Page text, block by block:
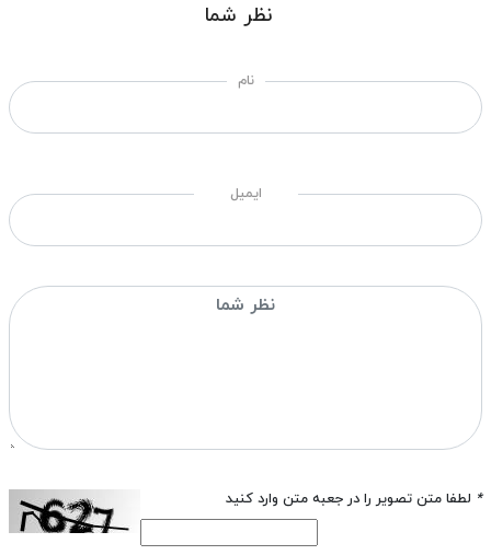
نظر شما
نام
ایمیل
* لطفا متن تصویر را در جعبه متن وارد کنید